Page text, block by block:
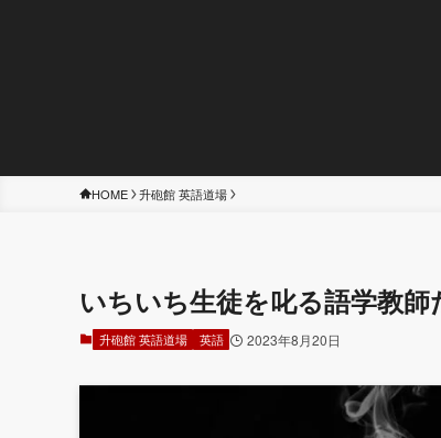
HOME 升砲館 英語道場
いちいち生徒を叱る語学教師
升砲館 英語道場 英語 2023年8月20日